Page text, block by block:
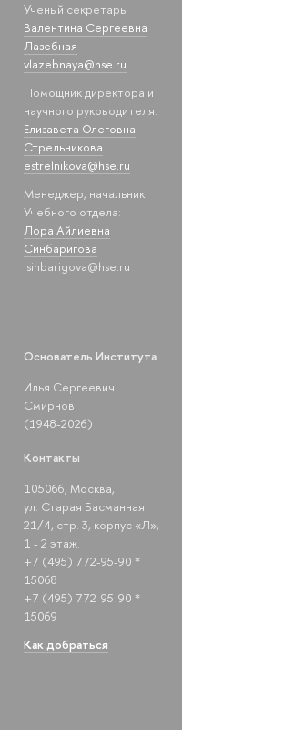
Ученый секретарь:
Валентина Сергеевна
Лазебная
vlazebnaya@hse.ru
Помощник директора и
научного руководителя:
Елизавета Олеговна
Стрельникова
estrelnikova@hse.ru
Менеджер, начальник
Учебного отдела:
Лора Айлиевна
Синбаригова
lsinbarigova@hse.ru
Основатель Института
Илья Сергеевич
Смирнов
(1948-2026)
Контакты
105066, Москва,
ул. Старая Басманная
21/4, стр. 3, корпус «Л»,
1 - 2 этаж.
+7 (495) 772-95-90 *
15068
+7 (495) 772-95-90 *
15069
Как добраться